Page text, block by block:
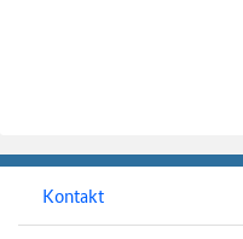
Kontakt